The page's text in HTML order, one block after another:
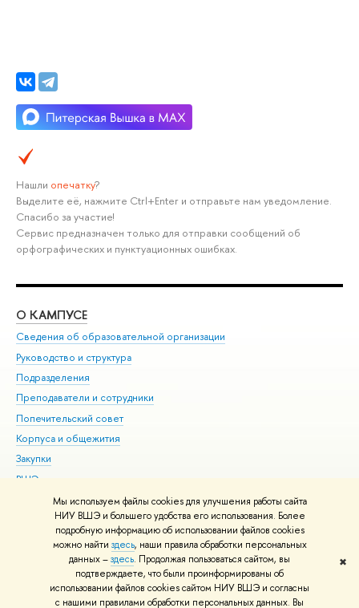
Мы используем файлы cookies для улучшения работы сайта
НИУ ВШЭ и большего удобства его использования. Более
подробную информацию об использовании файлов cookies
можно найти здесь, наши правила обработки персональных
данных –здесь. Продолжая пользоваться сайтом, вы
подтверждаете, что были проинформированы об
использовании файлов cookies сайтом НИУ ВШЭ и согласны
с нашими правилами обработки персональных данных. Вы
✖
Нашли опечатку?
Выделите её, нажмите Ctrl+Enter и отправьте нам уведомление.
Спасибо за участие!
Сервис предназначен только для отправки сообщений об
орфографических и пунктуационных ошибках.
О КАМПУСЕ
Сведения об образовательной организации
Руководство и структура
Подразделения
Преподаватели и сотрудники
Попечительский совет
Корпуса и общежития
Закупки
ВШЭ для студентов с ограниченными возможностями
здоровья и инвалидностью
Версия для слабовидящих
Единая платежная страница
© НИУ ВШЭ 1993–2026 Адреса и контакты Условия использования
материалов Политика конфиденциальности Карта сайта